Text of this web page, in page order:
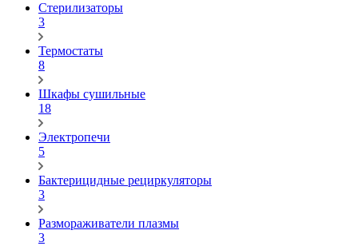
Стерилизаторы
3
Термостаты
8
Шкафы сушильные
18
Электропечи
5
Бактерицидные рециркуляторы
3
Размораживатели плазмы
3